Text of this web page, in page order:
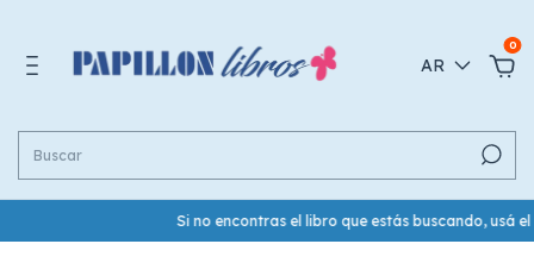
AR
0
Si no encontras el libro que estás buscando, usá el botón de